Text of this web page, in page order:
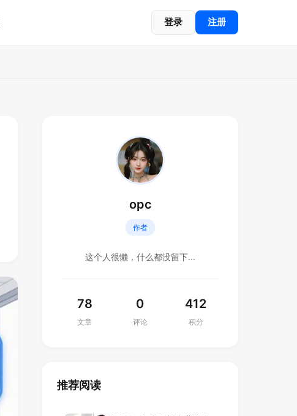
登录 注册
opc
作者
这个人很懒，什么都没留下...
78
文章
0
评论
412
积分
推荐阅读